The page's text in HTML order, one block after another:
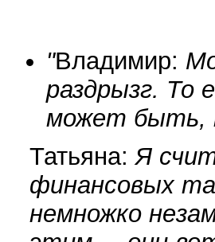
"Владимир:
раздрызг. То
может быть,
Татьяна:Я
финансовых
немножко